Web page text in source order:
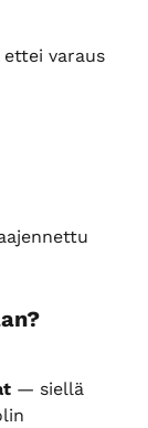
varaus
— siellä